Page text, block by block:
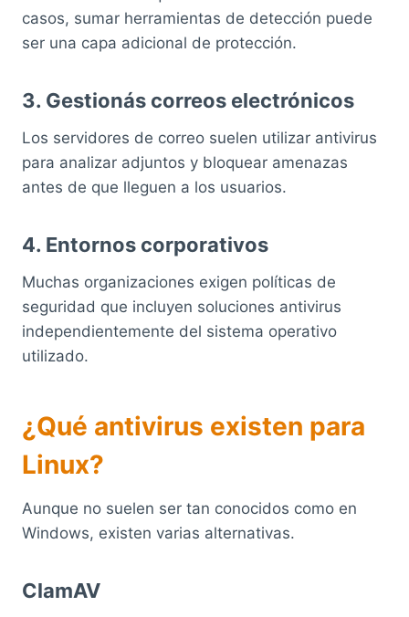
casos, sumar herramientas de detección puede
ser una capa adicional de protección.
3. Gestionás correos electrónicos
Los servidores de correo suelen utilizar antivirus
para analizar adjuntos y bloquear amenazas
antes de que lleguen a los usuarios.
4. Entornos corporativos
Muchas organizaciones exigen políticas de
seguridad que incluyen soluciones antivirus
independientemente del sistema operativo
utilizado.
¿Qué antivirus existen para
Linux?
Aunque no suelen ser tan conocidos como en
Windows, existen varias alternativas.
ClamAV